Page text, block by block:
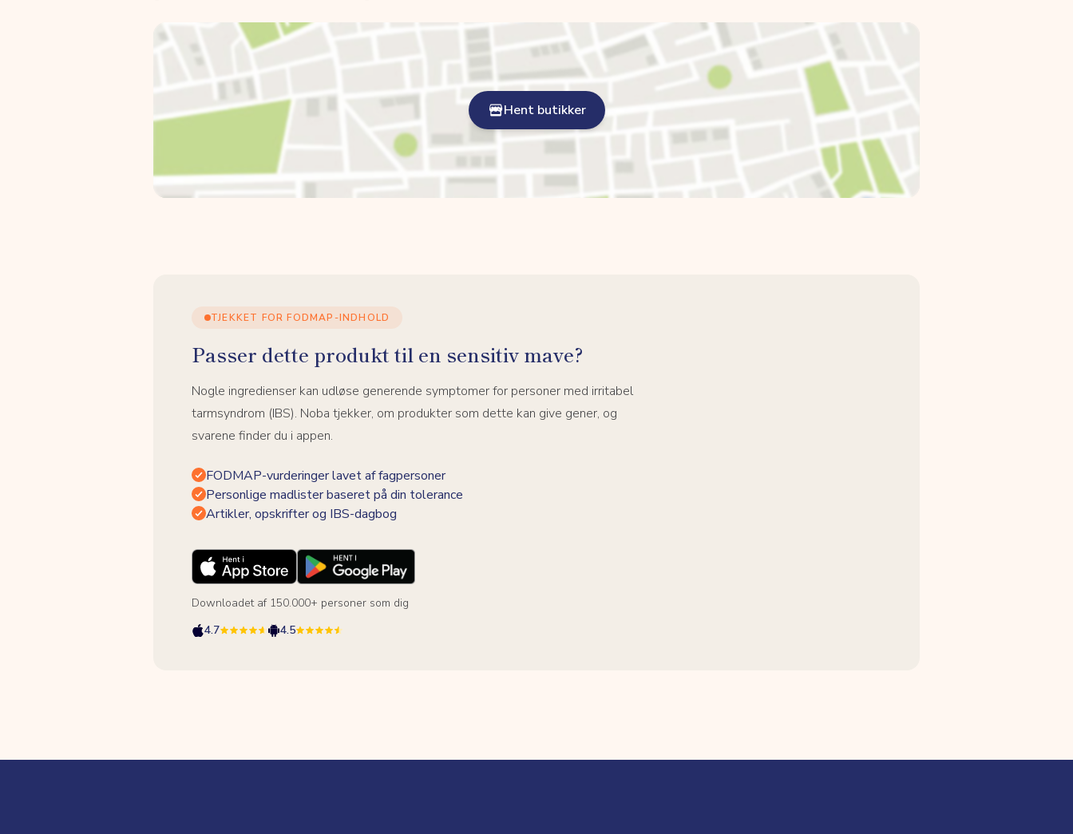
Hent butikker
TJEKKET FOR FODMAP-INDHOLD
Passer dette produkt til en sensitiv mave?
Nogle ingredienser kan udløse generende symptomer for personer med irritabel
tarmsyndrom (IBS). Noba tjekker, om produkter som dette kan give gener, og
svarene finder du i appen.
FODMAP-vurderinger lavet af fagpersoner
Personlige madlister baseret på din tolerance
Artikler, opskrifter og IBS-dagbog
Downloadet af 150.000+ personer som dig
4.7
4.5